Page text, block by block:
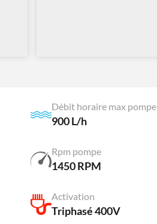
Débit horaire max pompe
900 L/h
Rpm pompe
1450 RPM
Activation
Triphasé 400V